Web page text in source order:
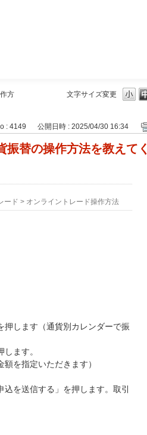
文字サイズ変更
方
: 4149 公開日時 : 2025/04/30 16:34
振替の操作方法を教えてく
ード > オンライントレード操作方法
します（通貨別カレンダーで振
ます。
を指定いただきます）
を送信する」を押します。取引